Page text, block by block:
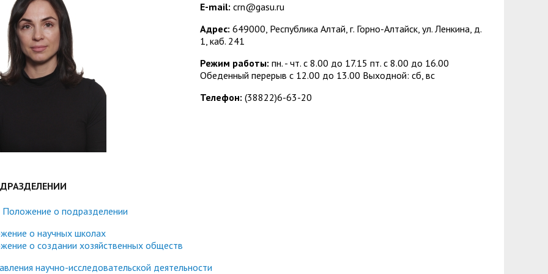
Управление комплексной безопасности
Антитеррористическая безопасность
Центр цифрового развития
общественностью
Международная деятельность
Методические и иные документы
Региональный центр финансовой грамотности
Центр развития педагогического образования
русскому языку
Центр развития компетенций государственных и муниципальных
E-mail: crn@gasu.ru
Адрес: 649000, Республика Алтай, г. Горно-Алтайск, ул. Ленкина, д.
1, каб. 241
Режим работы: пн. - чт. с 8.00 до 17.15 пт. c 8.00 до 16.00
Обеденный перерыв с 12.00 до 13.00 Выходной: сб, вс
Телефон: (38822)6-63-20
Положение о подразделении
о научных школах
о создании хозяйственных обществ
научно-исследовательской деятельности